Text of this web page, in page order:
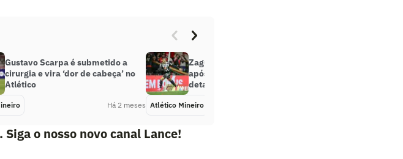
Gustavo Scarpa é submetido a
cirurgia e vira ‘dor de cabeça’ no
Atlético
Há 2 meses
Zagueiro retorna ao Atlético-MG
após empréstimo na Europa; veja
detalhes
Atlético Mineiro
o nosso novo canal Lance!